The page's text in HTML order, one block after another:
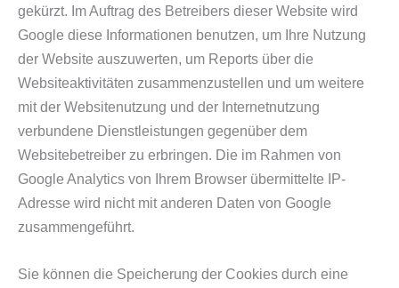
gekürzt. Im Auftrag des Betreibers dieser Website wird
Google diese Informationen benutzen, um Ihre Nutzung
der Website auszuwerten, um Reports über die
Websiteaktivitäten zusammenzustellen und um weitere
mit der Websitenutzung und der Internetnutzung
verbundene Dienstleistungen gegenüber dem
Websitebetreiber zu erbringen. Die im Rahmen von
Google Analytics von Ihrem Browser übermittelte IP-
Adresse wird nicht mit anderen Daten von Google
zusammengeführt.
Sie können die Speicherung der Cookies durch eine